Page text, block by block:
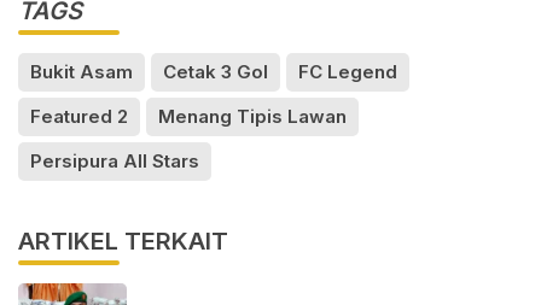
TAGS
Bukit Asam Cetak 3 Gol
FC Legend
Featured 2
Menang Tipis Lawan
Persipura All Stars
ARTIKEL TERKAIT